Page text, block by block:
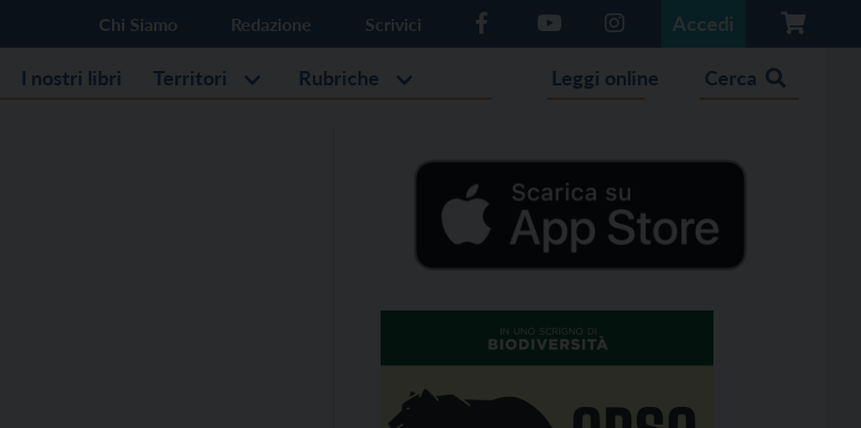
Chi Siamo Redazione Scrivici Accedi
I nostri libri Territori Rubriche Leggi online Cerca